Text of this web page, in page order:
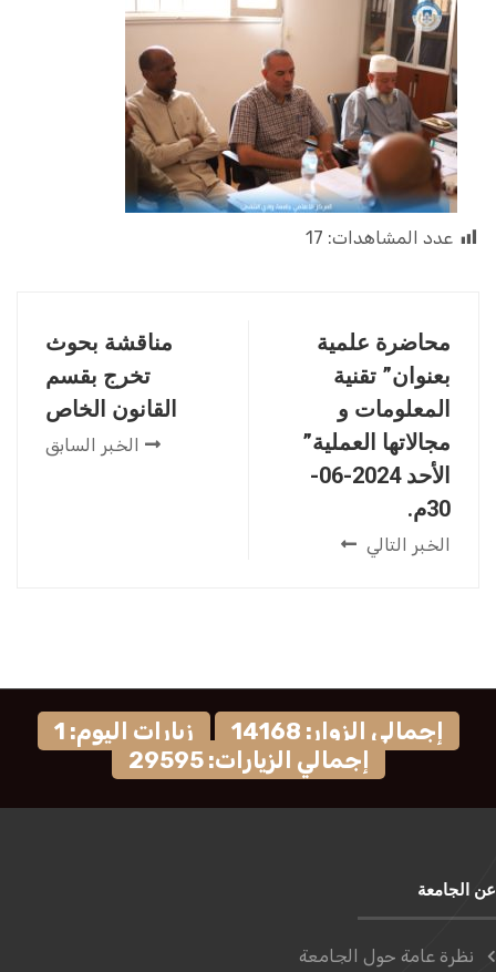
عدد المشاهدات: 17
مناقشة بحوث
تخرج بقسم
القانون الخاص
الخبر السابق
محاضرة علمية
بعنوان” تقنية
المعلومات و
مجالاتها العملية”
الأحد 2024-06-
30م.
الخبر التالي
إجمالي الزوار: 14168
زيارات اليوم: 1
إجمالي الزيارات: 29595
عن الجامعة
نظرة عامة حول الجامعة